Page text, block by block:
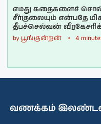
எமது கதைகளைச்
சீர்குலையும் என்பதே
தீபச்செல்வன்
by பூங்குன்றன் 4
வணக்கம்